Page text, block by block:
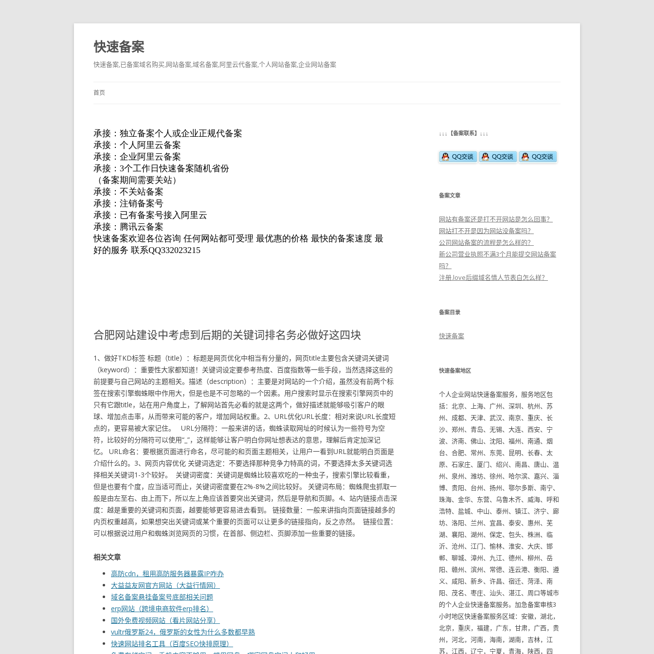
快速备案
快速备案,已备案域名购买,网站备案,域名备案,阿里云代备案,个人网站备案,企业网站备案
首页
合肥网站建设中考虑到后期的关键词排名务必做好这四块
1、做好TKD标签 标题（title）：标题是网页优化中相当有分量的，网页title主要包含关键词关键词
（keyword）：重要性大家都知道！关键词设定要参考热度、百度指数等一些手段，当然选择这些的
前提要与自己网站的主题相关。描述（description）：主要是对网站的一个介绍，虽然没有前两个标
签在搜索引擎蜘蛛眼中作用大，但是也是不可忽略的一个因素。用户搜索时显示在搜索引擎网页中的
只有它跟title，站在用户角度上，了解网站首先必看的就是这两个，做好描述就能够吸引客户的眼
球、增加点击率，从而带来可能的客户，增加网站权重。2、URL优化URL长度：相对来说URL长度短
点的，更容易被大家记住。 URL分隔符：一般来讲的话，蜘蛛读取网址的时候认为一些符号为空
符，比较好的分隔符可以使用“_”，这样能够让客户明白你网址想表达的意思，理解后肯定加深记
忆。 URL命名：要根据页面进行命名，尽可能的和页面主题相关，让用户一看到URL就能明白页面是
介绍什么的。3、网页内容优化 关键词选定：不要选择那种竞争力特高的词，不要选择太多关键词选
择相关关键词1-3个较好。 关键词密度：关键词是蜘蛛比较喜欢吃的一种虫子，搜索引擎比较看重，
但是也要有个度，应当适可而止，关键词密度要在2%-8%之间比较好。 关键词布局：蜘蛛爬虫抓取一
般是由左至右、由上而下，所以左上角应该首要突出关键词，然后是导航和页脚。4、站内链接点击深
度：越是重要的关键词和页面，越要能够更容易进去看到。 链接数量：一般来讲指向页面链接越多的
内页权重越高，如果想突出关键词或某个重要的页面可以让更多的链接指向，反之亦然。 链接位置：
可以根据说过用户和蜘蛛浏览网页的习惯，在首部、侧边栏、页脚添加一些重要的链接。
相关文章
高防cdn，租用高防服务器暴露IP咋办
大益益友网官方网站（大益行情网）
域名备案悬挂备案号底部相关问题
erp网站（跨境电商软件erp排名）
国外免费视频网站（看片网站分享）
vultr俄罗斯24，俄罗斯的女性为什么多数都早熟
快速网站排名工具（百度SEO快排原理）
↓↓↓【备案联系】↓↓↓
备案文章
网站有备案还是打不开网站是怎么回事？
网站打不开是因为网站没备案吗？
公司网站备案的流程是怎么样的？
新公司营业执照不满3个月能提交网站备案
吗？
注册.love后缀域名情人节表白怎么样？
备案目录
快速备案
快速备案地区
个人企业网站快速备案服务，服务地区包
括：北京、上海、广州、深圳、杭州、苏
州、成都、天津、武汉、南京、重庆、长
沙、郑州、青岛、无锡、大连、西安、宁
波、济南、佛山、沈阳、福州、南通、烟
台、合肥、常州、东莞、昆明、长春、太
原、石家庄、厦门、绍兴、南昌、唐山、温
州、泉州、潍坊、徐州、哈尔滨、嘉兴、淄
博、贵阳、台州、扬州、鄂尔多斯、南宁、
珠海、金华、东营、乌鲁木齐、威海、呼和
浩特、盐城、中山、泰州、镇江、济宁、廊
坊、洛阳、兰州、宜昌、泰安、惠州、芜
湖、襄阳、湖州、保定、包头、株洲、临
沂、沧州、江门、愉林、淮安、大庆、邯
郸、聊城、漳州、九江、德州、柳州、岳
阳、赣州、滨州、常德、连云港、衡阳、遵
义、咸阳、新乡、许昌、宿迁、菏泽、南
阳、茂名、枣庄、汕头、湛江、周口等城市
的个人企业快速备案服务。加急备案审核3
小时地区快速备案服务区域：安徽，湖北，
北京，重庆，福建，广东，甘肃，广西，贵
州，河北，河南，海南，湖南，吉林，江
苏，江西，辽宁，宁夏，青海，陕西，四